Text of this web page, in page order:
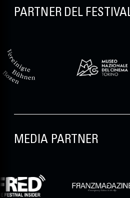
PARTNER DEL FESTIVAL
MEDIA PARTNER